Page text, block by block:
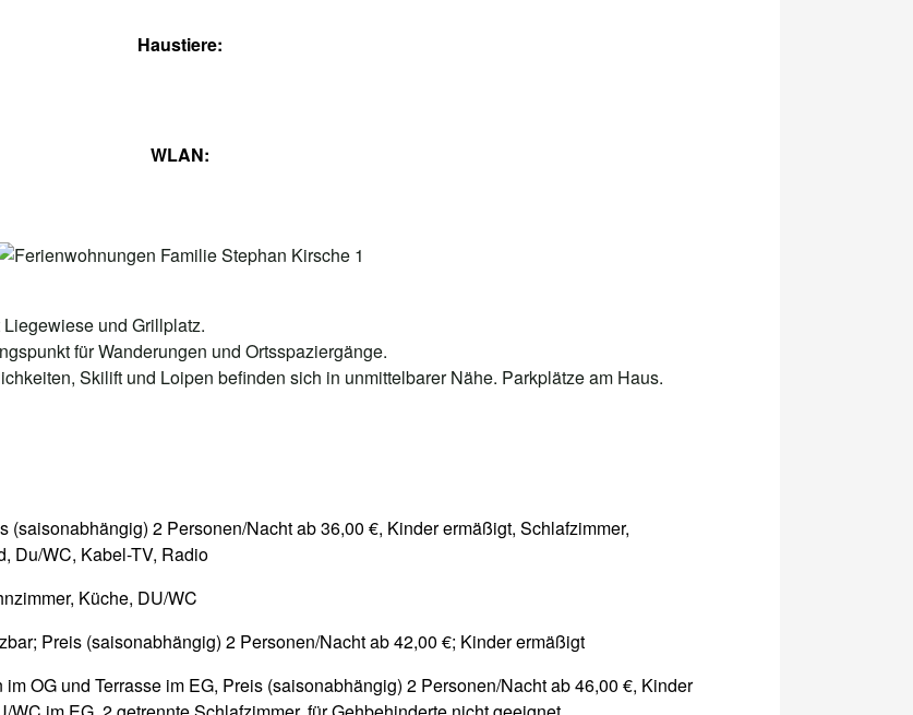
Haustiere:
WLAN:
und Grillplatz.
für Wanderungen und Ortsspaziergänge.
Skilift und Loipen befinden sich in unmittelbarer Nähe. Parkplätze am Haus.
(saisonabhängig) 2 Personen/Nacht ab 36,00 €, Kinder ermäßigt, Schlafzimmer,
Du/WC, Kabel-TV, Radio
Küche, DU/WC
Preis (saisonabhängig) 2 Personen/Nacht ab 42,00 €; Kinder ermäßigt
OG und Terrasse im EG, Preis (saisonabhängig) 2 Personen/Nacht ab 46,00 €, Kinder